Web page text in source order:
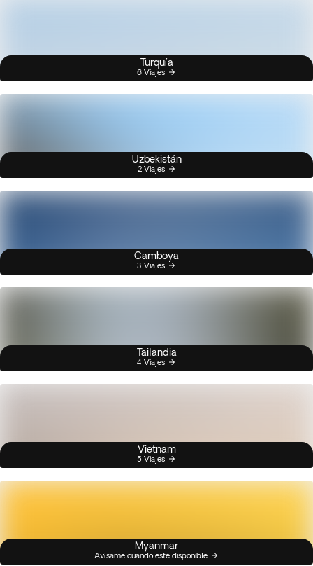
Turquía
6 Viajes
Uzbekistán
2 Viajes
Camboya
3 Viajes
Tailandia
4 Viajes
Vietnam
5 Viajes
Myanmar
Avísame cuando esté disponible